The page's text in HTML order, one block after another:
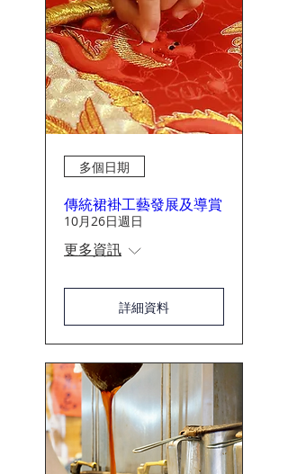
多個日期
傳統裙褂工藝發展及導賞
10月26日週日
更多資訊
詳細資料